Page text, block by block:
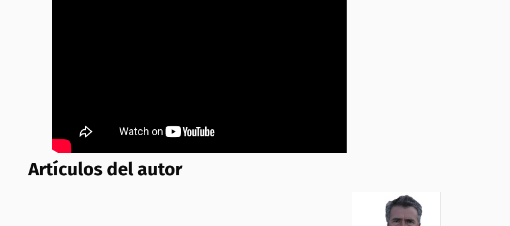
Artículos del autor